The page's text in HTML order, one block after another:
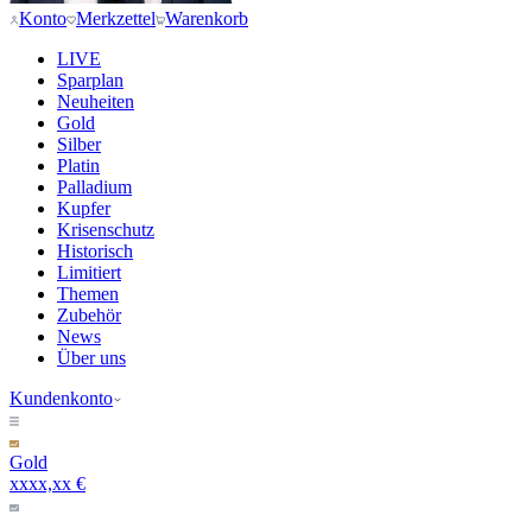
Konto Merkzettel Warenkorb
LIVE
Sparplan
Neuheiten
Gold
Silber
Platin
Palladium
Kupfer
Krisenschutz
Historisch
Limitiert
Themen
Zubehör
News
Über uns
Kundenkonto
Gold
xxxx,xx €